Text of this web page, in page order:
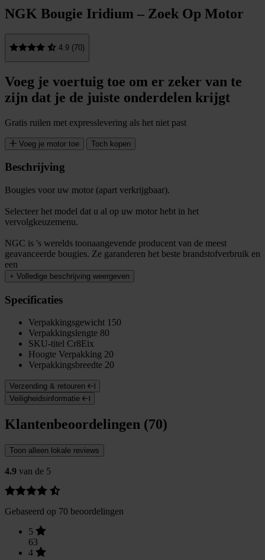
NGK Bougie Iridium – Zoek Op Motor
4.9 (70)
Voeg je voertuig toe om er zeker van te
zijn dat je de juiste onderdelen krijgt
Gratis ruilen met expresslevering als het niet past
Voeg je motor toe Toch kopen
Beschrijving
Bougies voor uw motor (apart verkrijgbaar).
Selecteer het model dat u al op uw motor hebt in het
vervolgkeuzemenu.
NGC is 's werelds toonaangevende producent van de meest
geavanceerde bougies. Ze garanderen het beste brandstofverbruik en
een
+ Volledige beschrijving weergeven
Specificaties
Verpakkingsgewicht 150
Verpakkingslengte 80
SKU-titel Cr8Eix
Hoogte Verpakking 20
Verpakkingsbreedte 20
Verzending & retouren
Veiligheidsinformatie
Klantenbeoordelingen (70)
Toon alleen lokale reviews
4.9 van de 5
Gebaseerd op 70 beoordelingen
5
63
4